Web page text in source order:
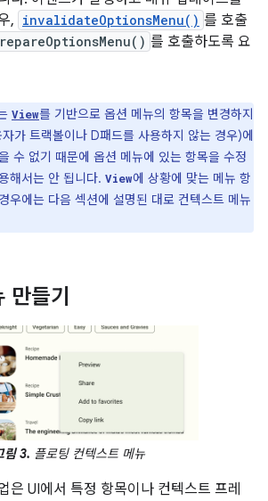
, invalidateOptionsMenu() 를 호출
를 호출하도록 요
View를 기반으로 옵션 메뉴의 항목을 변경하지
가 트랙볼이나 D패드를 사용하지 않는 경우)에
수 없기 때문에 옵션 메뉴에 있는 항목을 수정
해서는 안 됩니다. View에 상황에 맞는 메뉴 항
우에는 다음 섹션에 설명된 대로 컨텍스트 메뉴
만들기
림 3. 플로팅 컨텍스트 메뉴
은 UI에서 특정 항목이나 컨텍스트 프레